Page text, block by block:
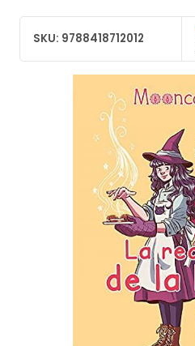
SKU: 9788418712012